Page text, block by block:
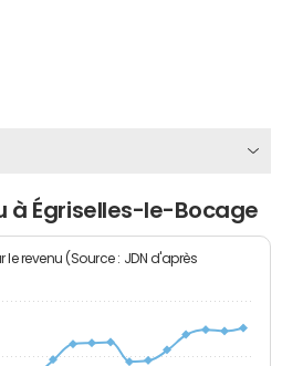
à Égriselles-le-Bocage
revenu (Source : JDN d'après